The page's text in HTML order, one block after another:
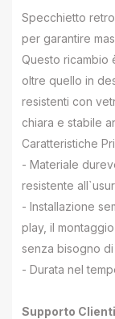
Specchietto
per garantire
Questo ricambio
oltre quello in
resistenti con
chiara e stabile
Caratteristiche
- Materiale
resistente
- Installazione
play, il
senza bisogno
- Durata nel
Supporto Clienti